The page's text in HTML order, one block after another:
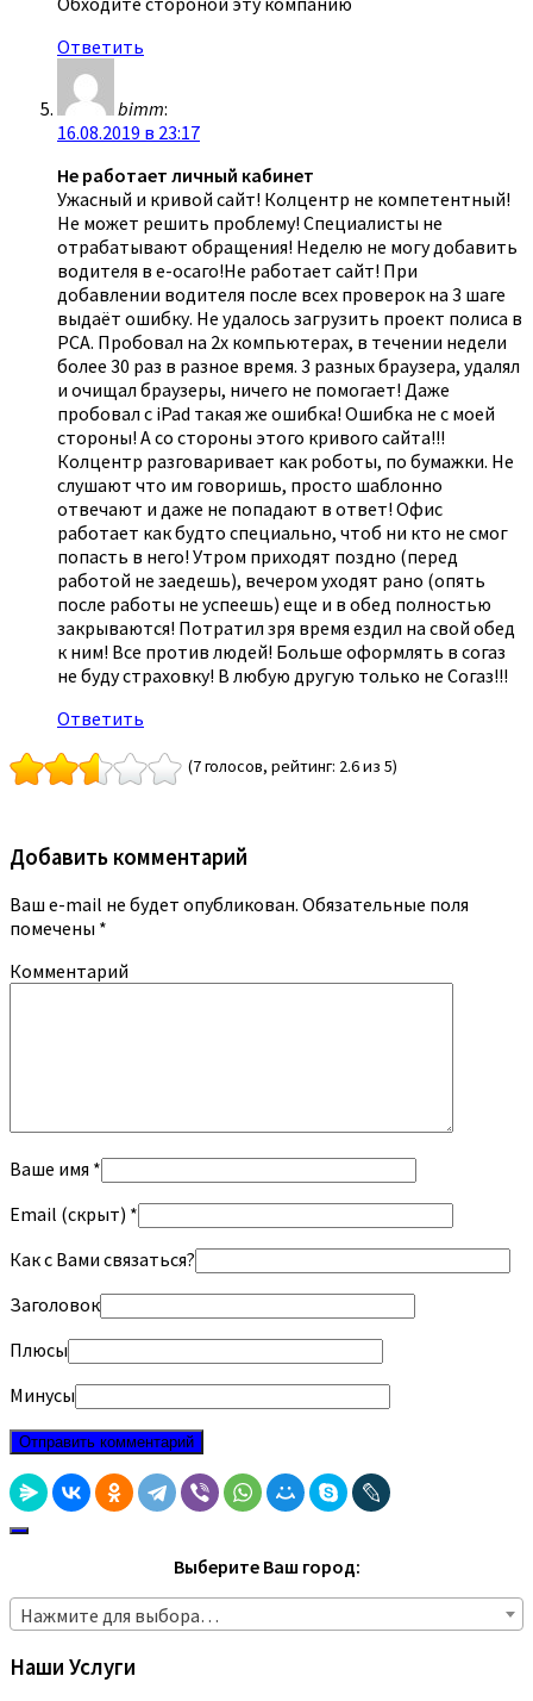
Ответить
bimm:
16.08.2019 в 23:17
Не работает личный кабинет
Ужасный и кривой сайт! Колцентр не компетентный!
Не может решить проблему! Специалисты не
отрабатывают обращения! Неделю не могу добавить
водителя в е-осаго!Не работает сайт! При
добавлении водителя после всех проверок на 3 шаге
выдаёт ошибку. Не удалось загрузить проект полиса в
РСА. Пробовал на 2х компьютерах, в течении недели
более 30 раз в разное время. 3 разных браузера, удалял
и очищал браузеры, ничего не помогает! Даже
пробовал с iPad такая же ошибка! Ошибка не с моей
стороны! А со стороны этого кривого сайта!!!
Колцентр разговаривает как роботы, по бумажки. Не
слушают что им говоришь, просто шаблонно
отвечают и даже не попадают в ответ! Офис
работает как будто специально, чтоб ни кто не смог
попасть в него! Утром приходят поздно (перед
работой не заедешь), вечером уходят рано (опять
после работы не успеешь) еще и в обед полностью
закрываются! Потратил зря время ездил на свой обед
к ним! Все против людей! Больше оформлять в согаз
не буду страховку! В любую другую только не Согаз!!!
Ответить
(7 голосов, рейтинг: 2.6 из 5)
Добавить комментарий
Ваш e-mail не будет опубликован. Обязательные поля
помечены *
Комментарий
Ваше имя *
Email (скрыт) *
Как с Вами связаться?
Заголовок
Плюсы
Минусы
Выберите Ваш город:
Нажмите для выбора…
Наши Услуги